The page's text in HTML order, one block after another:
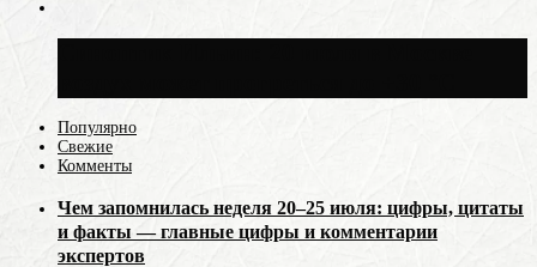
Популярно
Свежие
Комменты
Чем запомнилась неделя 20–25 июля: цифры, цитаты
и факты — главные цифры и комментарии
экспертов